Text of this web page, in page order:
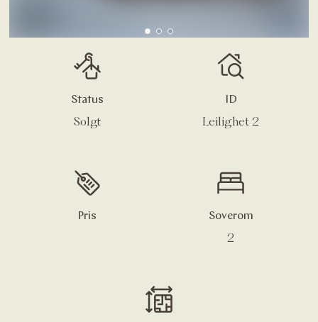
0 1 2
Status
Solgt
ID
Leilighet 2
Pris Soverom
2